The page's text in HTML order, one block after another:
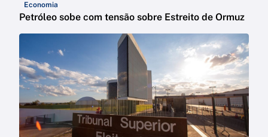
Economia
Petróleo sobe com tensão sobre Estreito de Ormuz